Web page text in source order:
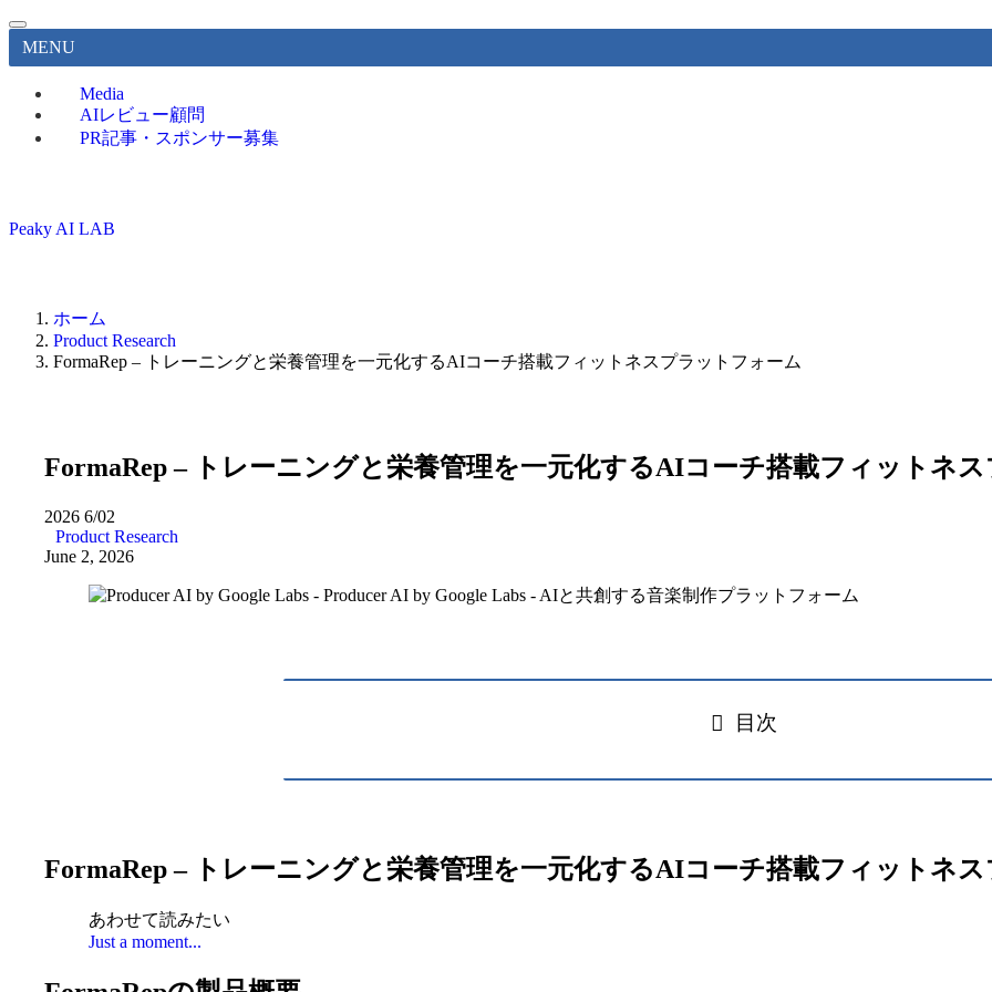
MENU
Media
AIレビュー顧問
PR記事・スポンサー募集
Peaky AI LAB
ホーム
Product Research
FormaRep – トレーニングと栄養管理を一元化するAIコーチ搭載フィットネスプラットフォーム
FormaRep – トレーニングと栄養管理を一元化するAIコーチ搭載フィットネ
2026 6/02
Product Research
June 2, 2026
目次
FormaRep – トレーニングと栄養管理を一元化するAIコーチ搭載フィットネ
あわせて読みたい
Just a moment...